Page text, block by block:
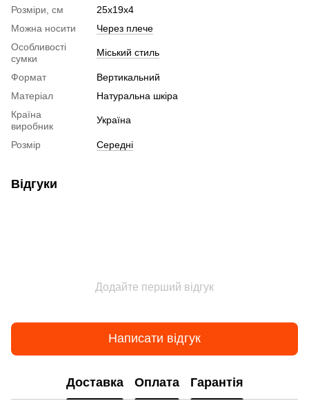
Розміри, см
25х19х4
Можна носити
Через плече
Особливості
сумки
Міський стиль
Формат
Вертикальний
Матеріал
Натуральна шкіра
Країна
виробник
Україна
Розмір Середні
Відгуки
Додайте перший відгук
Написати відгук
Доставка Оплата Гарантія